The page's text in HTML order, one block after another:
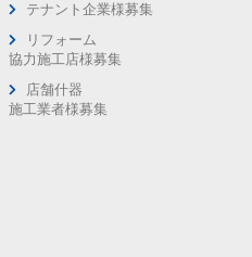
テナント企業様募集
リフォーム
協力施工店様募集
店舗什器
施工業者様募集